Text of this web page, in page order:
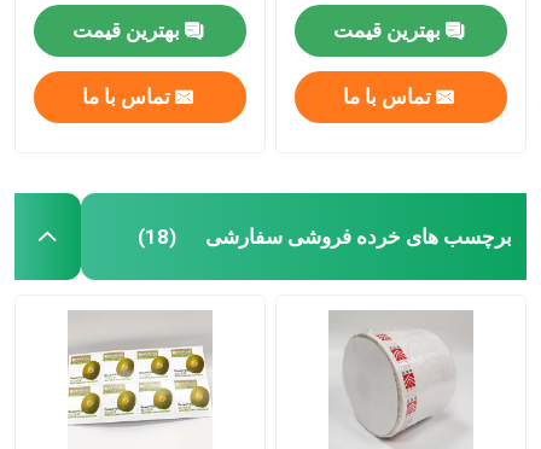
بهترین قیمت
تماس با ما
بهترین قیمت
تماس با ما
برچسب های خرده فروشی سفارشی (18)